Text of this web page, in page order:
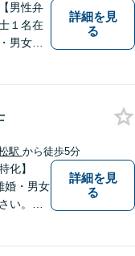
男性弁
１名在
男女問
早期解
軽にご
詳細を見
る
駅 から徒歩5分
化】
婚・男女
い。相
詳細を見
る